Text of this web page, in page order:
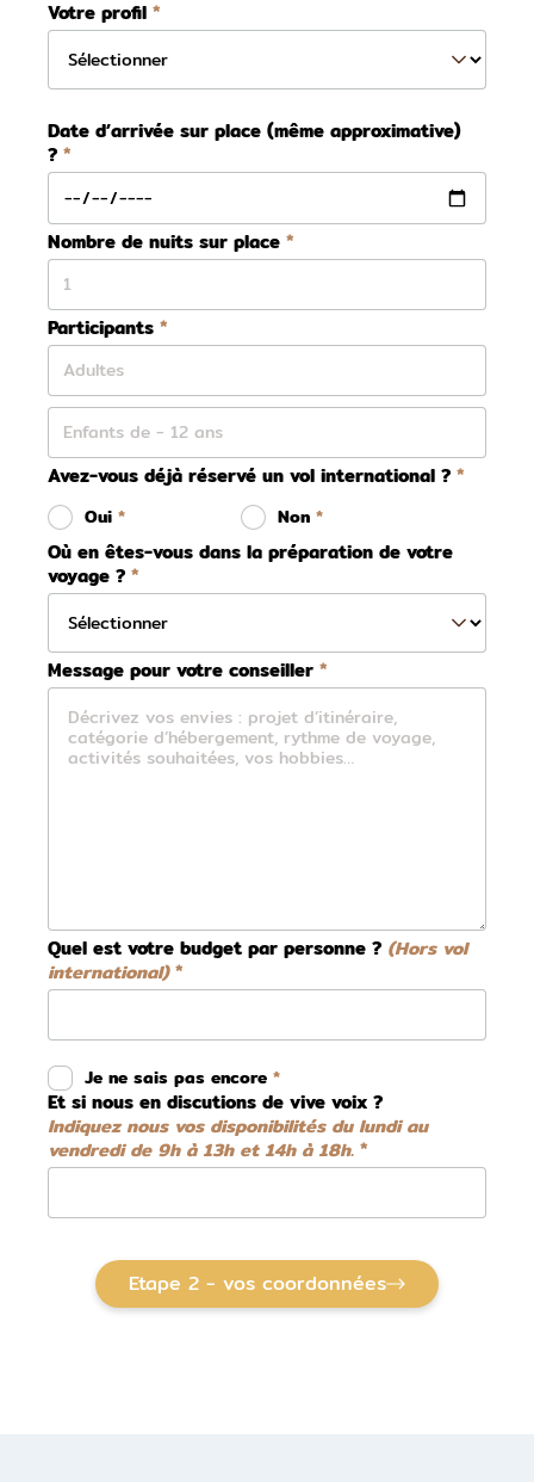
Votre profil
Date d’arrivée sur place (même approximative)
?
Nombre de nuits sur place
Participants
Avez-vous déjà réservé un vol international ?
Oui Non
Où en êtes-vous dans la préparation de votre
voyage ?
Message pour votre conseiller
Quel est votre budget par personne ? (Hors vol
international)
Je ne sais pas encore
Et si nous en discutions de vive voix ?
Indiquez nous vos disponibilités du lundi au
vendredi de 9h à 13h et 14h à 18h.
Etape 2 - vos coordonnées